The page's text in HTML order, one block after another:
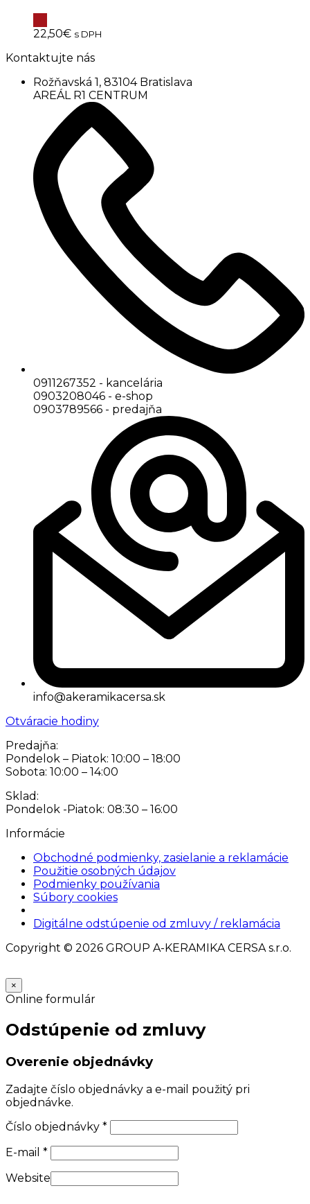
22,50€ s DPH
Kontaktujte nás
Rožňavská 1, 83104 Bratislava
AREÁL R1 CENTRUM
0911267352 - kancelária
0903208046 - e-shop
0903789566 - predajňa
info@akeramikacersa.sk
Otváracie hodiny
Predajňa:
Pondelok – Piatok: 10:00 – 18:00
Sobota: 10:00 – 14:00
Sklad:
Pondelok -Piatok: 08:30 – 16:00
Informácie
Obchodné podmienky, zasielanie a reklamácie
Použitie osobných údajov
Podmienky používania
Súbory cookies
Digitálne odstúpenie od zmluvy / reklamácia
Copyright © 2026 GROUP A-KERAMIKA CERSA s.r.o.
×
Online formulár
Odstúpenie od zmluvy
Overenie objednávky
Zadajte číslo objednávky a e-mail použitý pri
objednávke.
Číslo objednávky *
E-mail *
Website